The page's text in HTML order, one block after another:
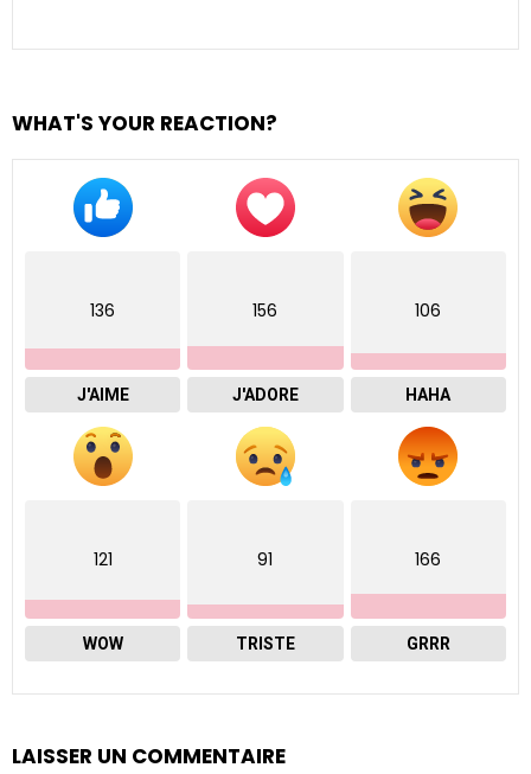
WHAT'S YOUR REACTION?
136
J'AIME
156
J'ADORE
106
HAHA
121
WOW
91
TRISTE
166
GRRR
LAISSER UN COMMENTAIRE